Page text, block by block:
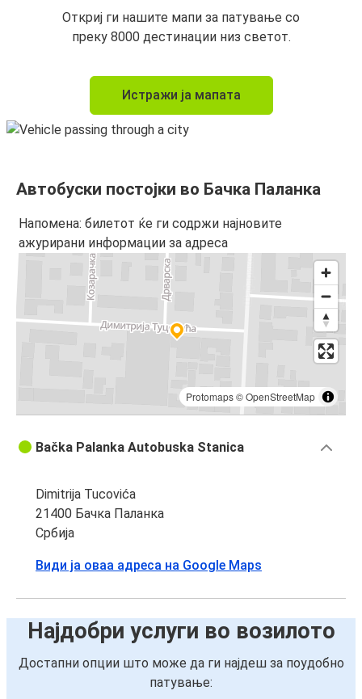
Откриј ги нашите мапи за патување со
преку 8000 дестинации низ светот.
Истражи ја мапата
Автобуски постојки во Бачка Паланка
Напомена: билетот ќе ги содржи најновите
ажурирани информации за адреса
Protomaps©OpenStreetMap
Bačka Palanka Autobuska Stanica
Dimitrija Tucovića
21400 Бачка Паланка
Србија
Види ја оваа адреса на Google Maps
Најдобри услуги во возилото
Достапни опции што може да ги најдеш за поудобно
патување: